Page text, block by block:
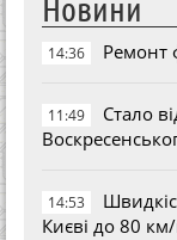
Новини
14:36 Ремонт
11:49
Стало
14:53
Києві до 80